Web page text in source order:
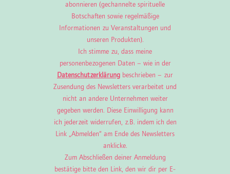
abonnieren (gechannelte spirituelle
Botschaften sowie regelmäßige
Informationen zu Veranstaltungen und
unseren Produkten).
Ich stimme zu, dass meine
personenbezogenen Daten – wie in der
Datenschutzerklärung beschrieben – zur
Zusendung des Newsletters verarbeitet und
nicht an andere Unternehmen weiter
gegeben werden. Diese Einwilligung kann
ich jederzeit widerrufen, z.B. indem ich den
Link „Abmelden“ am Ende des Newsletters
anklicke.
Zum Abschließen deiner Anmeldung
bestätige bitte den Link, den wir dir per E-